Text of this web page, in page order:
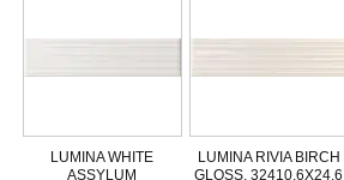
LUMINA WHITE
ASSYLUM
LUMINA RIVIA BIRCH
GLOSS, 32410,6X24,6